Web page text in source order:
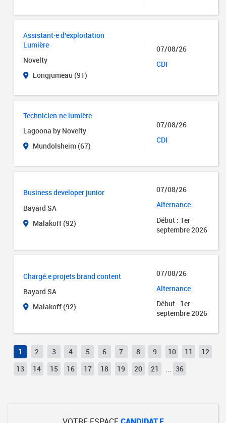
Assistant·e d'exploitation
Lumière
Novelty
Longjumeau (91)
07/08/26
CDI
Technicien·ne lumière
Lagoona by Novelty
Mundolsheim (67)
07/08/26
CDI
Business developer junior
Bayard SA
Malakoff (92)
07/08/26
Alternance
Début : 1er
septembre 2026
Chargé.e projets brand content
Bayard SA
Malakoff (92)
07/08/26
Alternance
Début : 1er
septembre 2026
1 2 3 4 5 6 7 8 9 10 11
12
13
14 15 16 17 18 19 20 21 ... 36